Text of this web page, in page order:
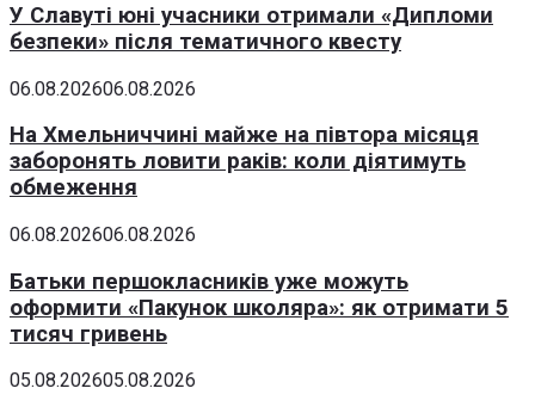
У Славуті юні учасники отримали «Дипломи
безпеки» після тематичного квесту
06.08.202606.08.2026
На Хмельниччині майже на півтора місяця
заборонять ловити раків: коли діятимуть
обмеження
06.08.202606.08.2026
Батьки першокласників уже можуть
оформити «Пакунок школяра»: як отримати 5
тисяч гривень
05.08.202605.08.2026